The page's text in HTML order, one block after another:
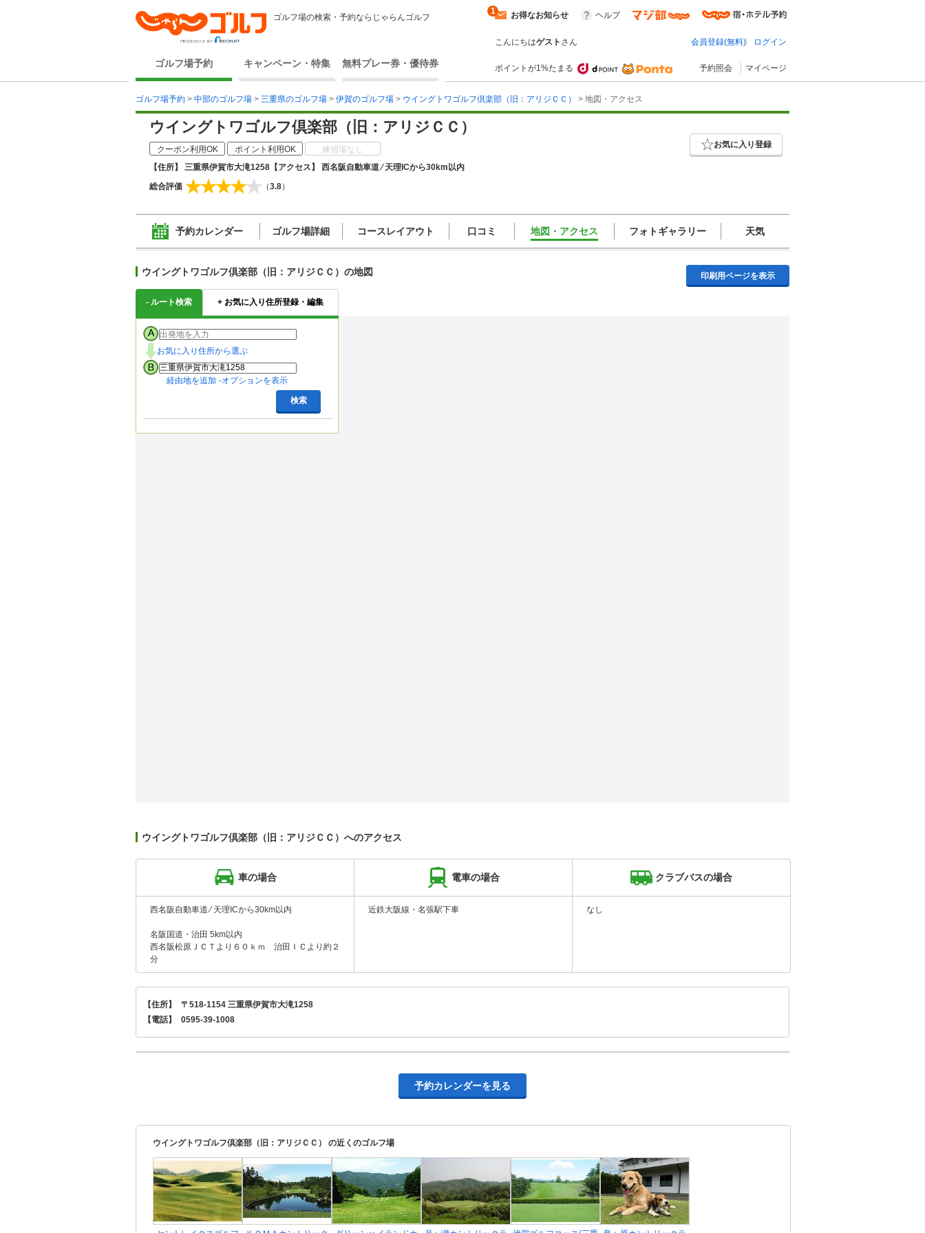
ゴルフ場の検索・予約ならじゃらんゴルフ
ゴルフ場予約 キャンペーン・特集 無料プレー券・優待券
お得なお知らせ
1 ヘルプ
こんにちはゲスト さん 会員登録(無料) ログイン
ポイントが1%たまる 予約照会 マイページ
ゴルフ場予約 > 中部のゴルフ場 > 三重県のゴルフ場 > 伊賀のゴルフ場 > ウイングトワゴルフ倶楽部（旧：アリジＣＣ） > 地図・アクセス
ウイングトワゴルフ倶楽部（旧：アリジＣＣ）
クーポン利用OK ポイント利用OK 練習場なし
お気に入り登録
【住所】 三重県伊賀市大滝1258 【アクセス】 西名阪自動車道 ⁄ 天理ICから30km以内
総合評価
（3.8）
予約カレンダー ゴルフ場詳細 コースレイアウト 口コミ 地図・アクセス フォトギャラリー 天気
ウイングトワゴルフ倶楽部（旧：アリジＣＣ）の地図 印刷用ページを表示
- ルート検索 + お気に入り住所登録・編集
お気に入り住所から選ぶ
経由地を追加 オプションを表示
検索
ウイングトワゴルフ倶楽部（旧：アリジＣＣ）へのアクセス
車の場合 電車の場合 クラブバスの場合
西名阪自動車道 ⁄ 天理ICから30km以内
名阪国道・治田 5km以内
西名阪松原ＪＣＴより６０ｋｍ 治田ＩＣより約２
分
近鉄大阪線・名張駅下車 なし
【住所】
〒518-1154 三重県伊賀市大滝1258
【電話】
0595-39-1008
予約カレンダーを見る
ウイングトワゴルフ倶楽部（旧：アリジＣＣ） の近くのゴルフ場